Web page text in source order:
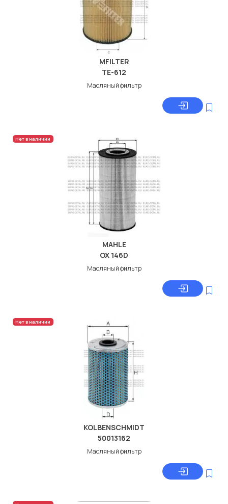
MFILTER
TE-612
Масляный фильтр
Нет в наличии
MAHLE
OX 146D
Масляный фильтр
Нет в наличии
KOLBENSCHMIDT
50013162
Масляный фильтр